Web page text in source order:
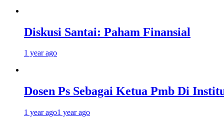
Diskusi Santai: Paham Finansial
1 year ago
Dosen Ps Sebagai Ketua Pmb Di
1 year ago1 year ago